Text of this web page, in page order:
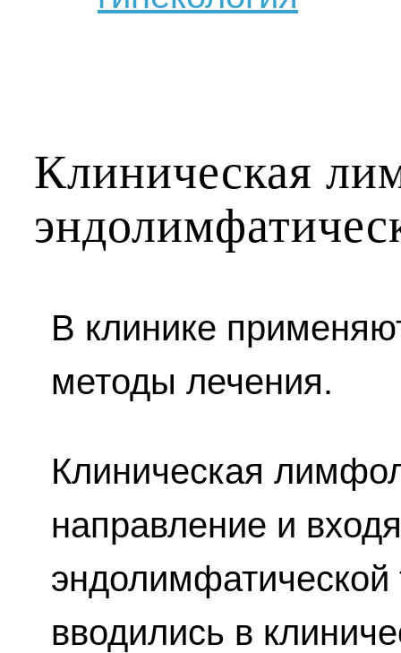
Клиническая
В клинике
методы лечения.
Клиническая
направление и
эндолимфатической
вводились в